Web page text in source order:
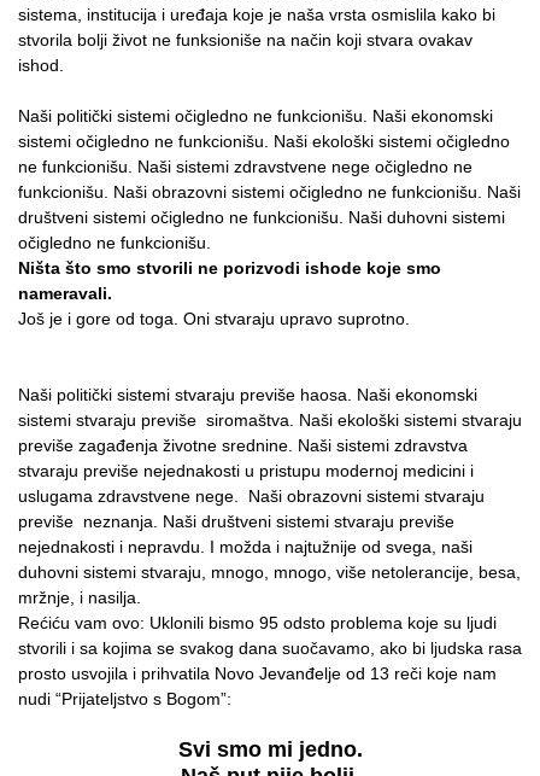
sistema, institucija i uređaja koje je naša vrsta osmislila kako bi
stvorila bolji život ne funksioniše na način koji stvara ovakav
ishod.
Naši politički sistemi očigledno ne funkcionišu. Naši ekonomski
sistemi očigledno ne funkcionišu. Naši ekološki sistemi očigledno
ne funkcionišu. Naši sistemi zdravstvene nege očigledno ne
funkcionišu. Naši obrazovni sistemi očigledno ne funkcionišu. Naši
društveni sistemi očigledno ne funkcionišu. Naši duhovni sistemi
očigledno ne funkcionišu.
Ništa što smo stvorili ne porizvodi ishode koje smo
nameravali.
Još je i gore od toga. Oni stvaraju upravo suprotno.
Naši politički sistemi stvaraju previše haosa. Naši ekonomski
sistemi stvaraju previše siromaštva. Naši ekološki sistemi stvaraju
previše zagađenja životne srednine. Naši sistemi zdravstva
stvaraju previše nejednakosti u pristupu modernoj medicini i
uslugama zdravstvene nege. Naši obrazovni sistemi stvaraju
previše neznanja. Naši društveni sistemi stvaraju previše
nejednakosti i nepravdu. I možda i najtužnije od svega, naši
duhovni sistemi stvaraju, mnogo, mnogo, više netolerancije, besa,
mržnje, i nasilja.
Rećiću vam ovo: Uklonili bismo 95 odsto problema koje su ljudi
stvorili i sa kojima se svakog dana suočavamo, ako bi ljudska rasa
prosto usvojila i prihvatila Novo Jevanđelje od 13 reči koje nam
nudi “Prijateljstvo s Bogom”:
Svi smo mi jedno.